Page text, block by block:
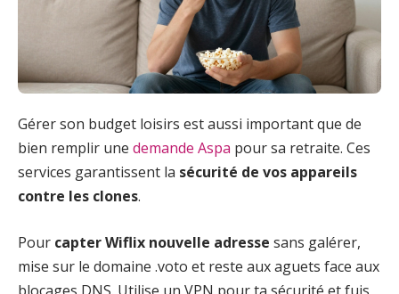
Gérer son budget loisirs est aussi important que de
bien remplir une demande Aspa pour sa retraite. Ces
services garantissent la sécurité de vos appareils
contre les clones.
Pour capter Wiflix nouvelle adresse sans galérer,
mise sur le domaine .voto et reste aux aguets face aux